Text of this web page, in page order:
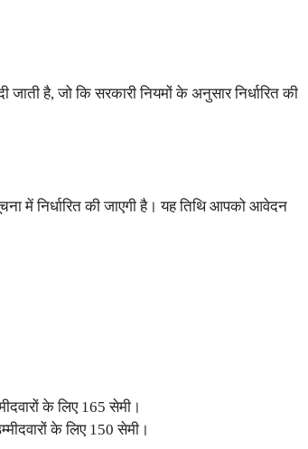
है, जो कि सरकारी नियमों के अनुसार निर्धारित की
में निर्धारित की जाएगी है। यह तिथि आपको आवेदन
के लिए 165 सेमी।
के लिए 150 सेमी।